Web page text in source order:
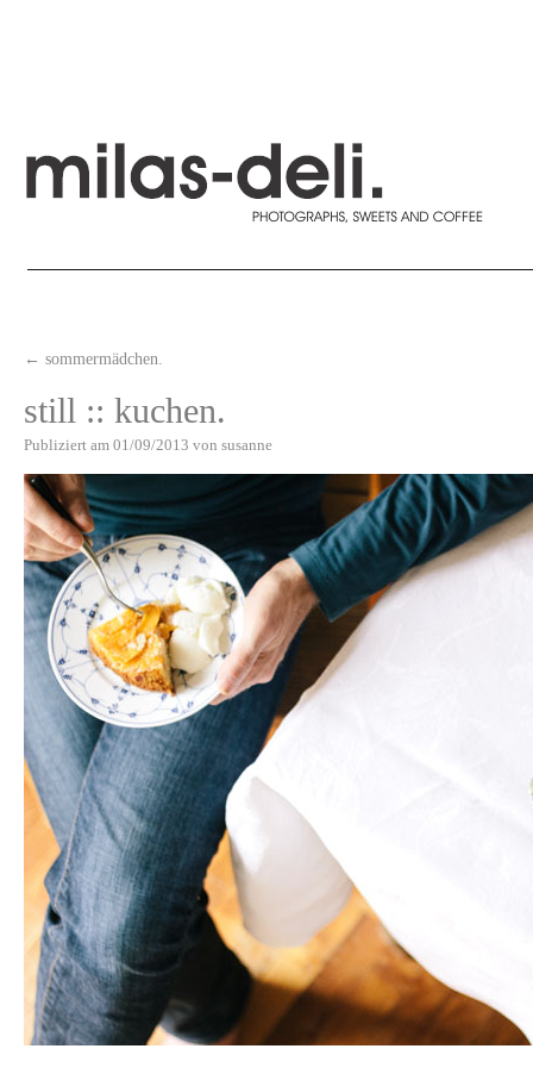
← sommermädchen.
still :: kuchen.
Publiziert am 01/09/2013 von susanne